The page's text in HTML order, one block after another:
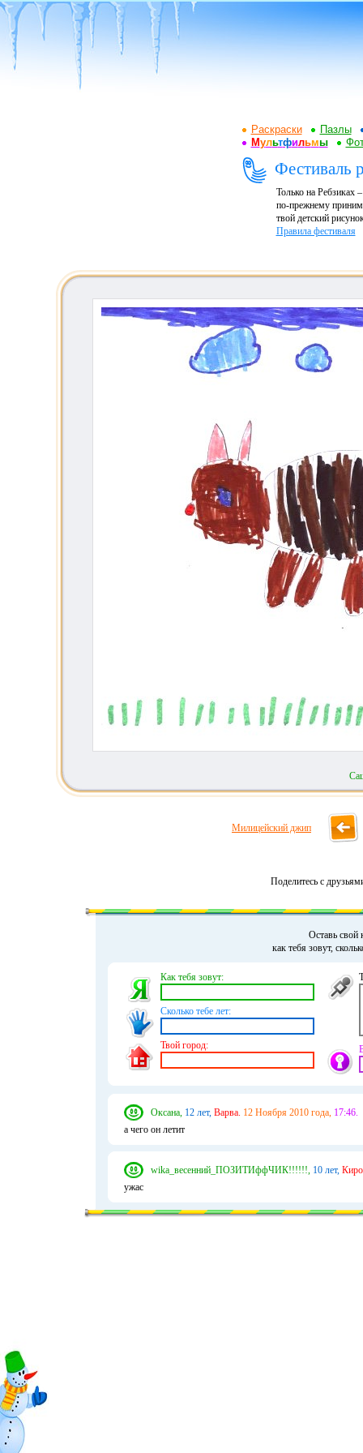
Раскраски
Пазлы
Мультфильмы
Фестиваль
Только на Ребзиках
по-прежнему
твой детский
Правила фестиваля
Милицейский джип
Поделитесь с
Оставь свой
как тебя зовут,
Как тебя зовут:
Сколько тебе лет:
Твой город:
Оксана, 12 лет, Варва. 12 Ноября 2010 года, 17:46.
а чего он летит
wika_весенний_ПОЗИТИффЧИК!!!!!!, 10 лет,
ужас